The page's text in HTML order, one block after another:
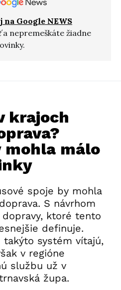
na Google NEWS
a nepremeškáte žiadne
krajoch
mohla málo
spoje by mohla
S návrhom
ktoré tento
definuje.
takýto systém vítajú,
v regióne
službu už v
župa.